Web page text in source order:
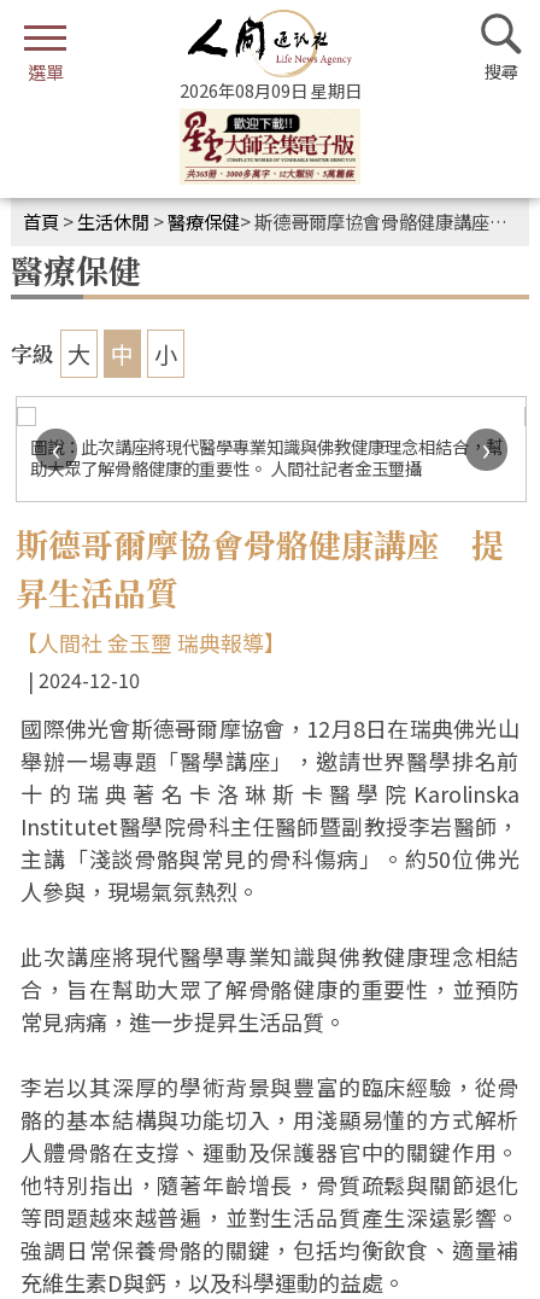
2026年08月09日 星期日
首頁 >生活休閒 >醫療保健>斯德哥爾摩協會骨骼健康講座 提昇生活品質
醫療保健
字級 大 中 小
圖說：此次講座將現代醫學專業知識與佛教健康理念相結合，幫
助大眾了解骨骼健康的重要性。 人間社記者金玉壐攝
‹ ›
斯德哥爾摩協會骨骼健康講座 提
昇生活品質
【人間社 金玉壐 瑞典報導】
2024-12-10
國際佛光會斯德哥爾摩協會，12月8日在瑞典佛光山
舉辦一場專題「醫學講座」，邀請世界醫學排名前
十的瑞典著名卡洛琳斯卡醫學院Karolinska
Institutet醫學院骨科主任醫師暨副教授李岩醫師，
主講「淺談骨骼與常見的骨科傷病」。約50位佛光
人參與，現場氣氛熱烈。
此次講座將現代醫學專業知識與佛教健康理念相結
合，旨在幫助大眾了解骨骼健康的重要性，並預防
常見病痛，進一步提昇生活品質。
李岩以其深厚的學術背景與豐富的臨床經驗，從骨
骼的基本結構與功能切入，用淺顯易懂的方式解析
人體骨骼在支撐、運動及保護器官中的關鍵作用。
他特別指出，隨著年齡增長，骨質疏鬆與關節退化
等問題越來越普遍，並對生活品質產生深遠影響。
強調日常保養骨骼的關鍵，包括均衡飲食、適量補
充維生素D與鈣，以及科學運動的益處。